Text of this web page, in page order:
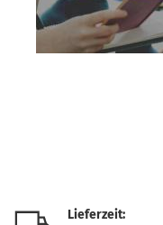
Lieferzeit: